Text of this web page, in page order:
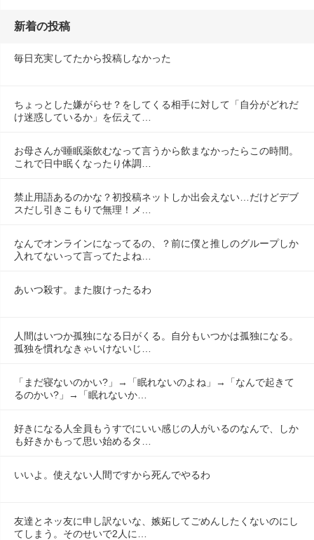
新着の投稿
毎日充実してたから投稿しなかった
ちょっとした嫌がらせ？をしてくる相手に対して「自分がどれだ
け迷惑しているか」を伝えて…
お母さんが睡眠薬飲むなって言うから飲まなかったらこの時間。
これで日中眠くなったり体調…
禁止用語あるのかな？初投稿ネットしか出会えない…だけどデブ
スだし引きこもりで無理！メ…
なんでオンラインになってるの、？前に僕と推しのグループしか
入れてないって言ってたよね…
あいつ殺す。また腹けったるわ
人間はいつか孤独になる日がくる。自分もいつかは孤独になる。
孤独を慣れなきゃいけないじ…
「まだ寝ないのかい?」→「眠れないのよね」→「なんで起きて
るのかい?」→「眠れないか…
好きになる人全員もうすでにいい感じの人がいるのなんで、しか
も好きかもって思い始めるタ…
いいよ。使えない人間ですから死んでやるわ
友達とネッ友に申し訳ないな、嫉妬してごめんしたくないのにし
てしまう。そのせいで2人に…